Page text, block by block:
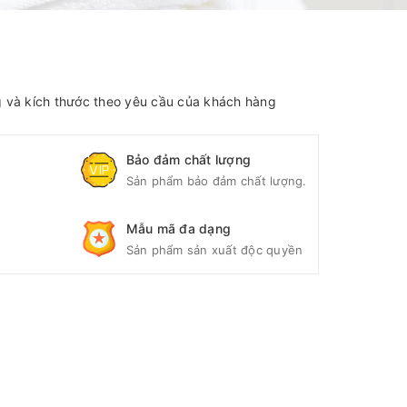
kích thước theo yêu cầu của khách hàng
Bảo đảm chất lượng
Sản phẩm bảo đảm chất lượng.
Mẫu mã đa dạng
Sản phẩm sản xuất độc quyền